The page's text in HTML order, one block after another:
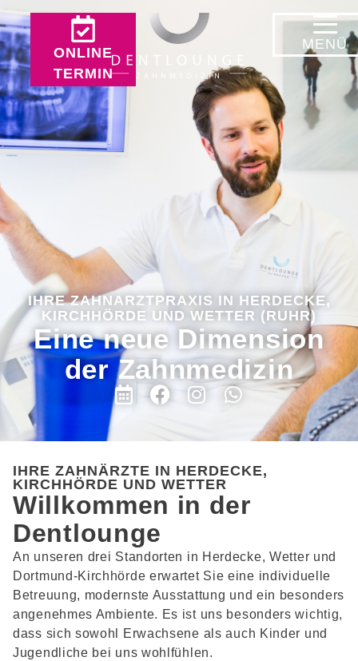
ONLINE
TERMIN
MENÜ
IHRE ZAHNARZTPRAXIS IN HERDECKE,
KIRCHHÖRDE UND WETTER (RUHR)
Eine neue Dimension
der Zahnmedizin
IHRE ZAHNÄRZTE IN HERDECKE,
KIRCHHÖRDE UND WETTER
Willkommen in der
Dentlounge
An unseren drei Standorten in Herdecke, Wetter und
Dortmund-Kirchhörde erwartet Sie eine individuelle
Betreuung, modernste Ausstattung und ein besonders
angenehmes Ambiente. Es ist uns besonders wichtig,
dass sich sowohl Erwachsene als auch Kinder und
Jugendliche bei uns wohlfühlen.